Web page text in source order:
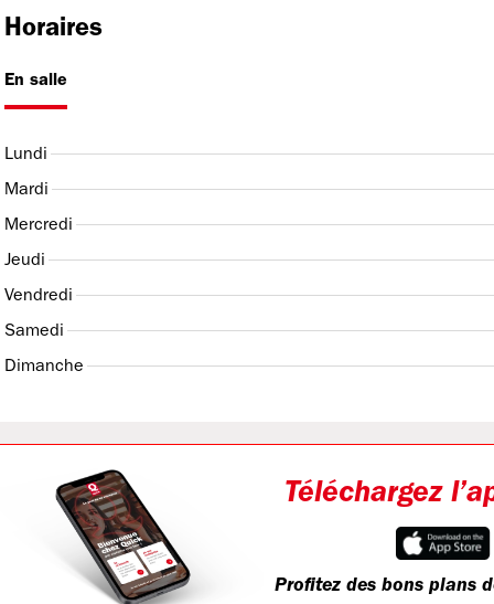
Horaires
En salle
Lundi
Mardi
Mercredi
Jeudi
Vendredi
Samedi
Dimanche
Téléchargez
Profitez des bons plans